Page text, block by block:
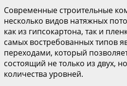
Современные строительные
несколько видов натяжных
как из гипсокартона, так и
самых востребованных типов
переходами, который
состоящий не только из двух,
количества уровней.